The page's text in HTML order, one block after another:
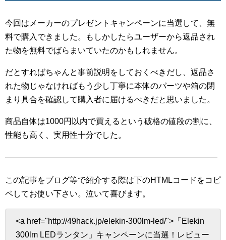
今回はメーカーのプレゼントキャンペーンに当選して、無
料で購入できました。もしかしたらユーザーから返品され
た物を無料でばらまいていたのかもしれません。
だとすればちゃんと事前説明をしておくべきだし、返品さ
れた物じゃなければもう少し丁寧に本体のパーツや箱の閉
まり具合を確認して購入者に届けるべきだと思いました。
商品自体は1000円以内で買えるという破格の値段の割に、
性能も高く、実用性十分でした。
この記事をブログ等で紹介する際は下のHTMLコードをコピ
ペしてお使い下さい。 泣いて喜びます。
<a href="http://49hack.jp/elekin-300lm-led/">「Elekin
300lm LEDランタン」キャンペーンに当選！レビュー